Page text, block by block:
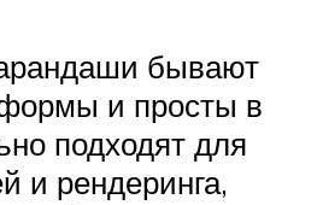
бывают
и просты в
подходят для
и рендеринга,